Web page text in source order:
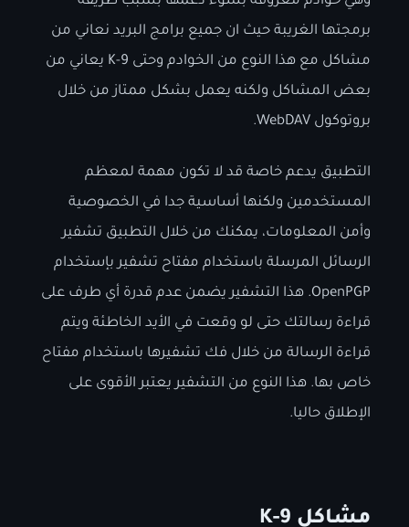
برمجتها الغريبة حيث ان جميع برامج البريد نعاني من
مشاكل مع هذا النوع من الخوادم وحتى K-9 يعاني من
بعض المشاكل ولكنه يعمل بشكل ممتاز من خلال
بروتوكول WebDAV.
التطبيق يدعم خاصة قد لا تكون مهمة لمعظم
المستخدمين ولكنها أساسية جدا في الخصوصية
وأمن المعلومات، يمكنك من خلال التطبيق تشفير
الرسائل المرسلة باستخدام مفتاح تشفير بإستخدام
OpenPGP. هذا التشفير يضمن عدم قدرة أي طرف على
قراءة رسالتك حتى لو وقعت في اﻷيد الخاطئة ويتم
قراءة الرسالة من خلال فك تشفيرها باستخدام مفتاح
خاص بها. هذا النوع من التشفير يعتبر الأقوى على
الإطلاق حاليا.
مشاكل K-9